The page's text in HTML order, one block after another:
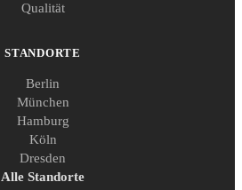
Qualität
STANDORTE
Berlin
München
Hamburg
Köln
Dresden
Alle Standorte